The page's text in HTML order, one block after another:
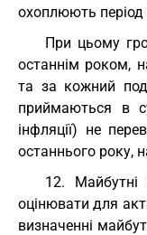
охоплюють період
При цьому
останнім роком,
та за кожний
приймаються в
інфляції) не
останнього року,
12. Майбутні
оцінювати для
визначенні